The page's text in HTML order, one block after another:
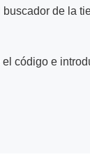
de la
código e